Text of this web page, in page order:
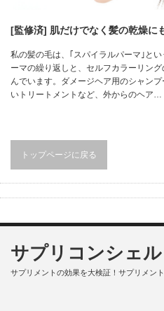
[監修済] 肌だけでなく髪の乾燥に
私の髪の毛は、｢スパイラルパーマ｣と
ーマの繰り返しと、セルフカラーリン
んでいます。ダメージヘア用のシャン
いトリートメントなど、外からのヘア…
トップページに戻る
サプリコンシェル
サプリメントの効果を大検証！サプリメン